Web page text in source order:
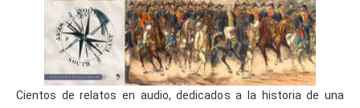
Cientos de relatos en audio, dedicados a la historia de una